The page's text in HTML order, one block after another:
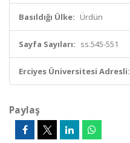
Basıldığı Ülke: Ürdün
Sayfa Sayıları: ss.545-551
Erciyes Üniversitesi Adresli:
Paylaş